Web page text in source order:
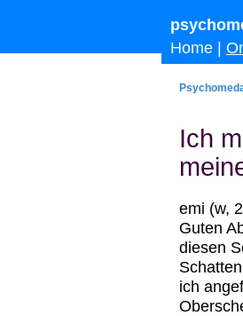
Home
Ich
emi (w,
Guten
diesen
ich